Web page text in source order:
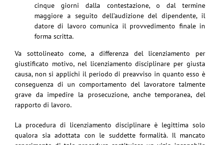
cinque giorni dalla contestazione, o dal termine
maggiore a seguito dell’audizione del dipendente, il
datore di lavoro comunica il provvedimento finale in
forma scritta.
Va sottolineato come, a differenza del licenziamento per
giustificato motivo, nel licenziamento disciplinare per giusta
causa, non si applichi il periodo di preavviso in quanto esso è
conseguenza di un comportamento del lavoratore talmente
grave da impedire la prosecuzione, anche temporanea, del
rapporto di lavoro.
La procedura di licenziamento disciplinare è legittima solo
qualora sia adottata con le suddette formalità. Il mancato